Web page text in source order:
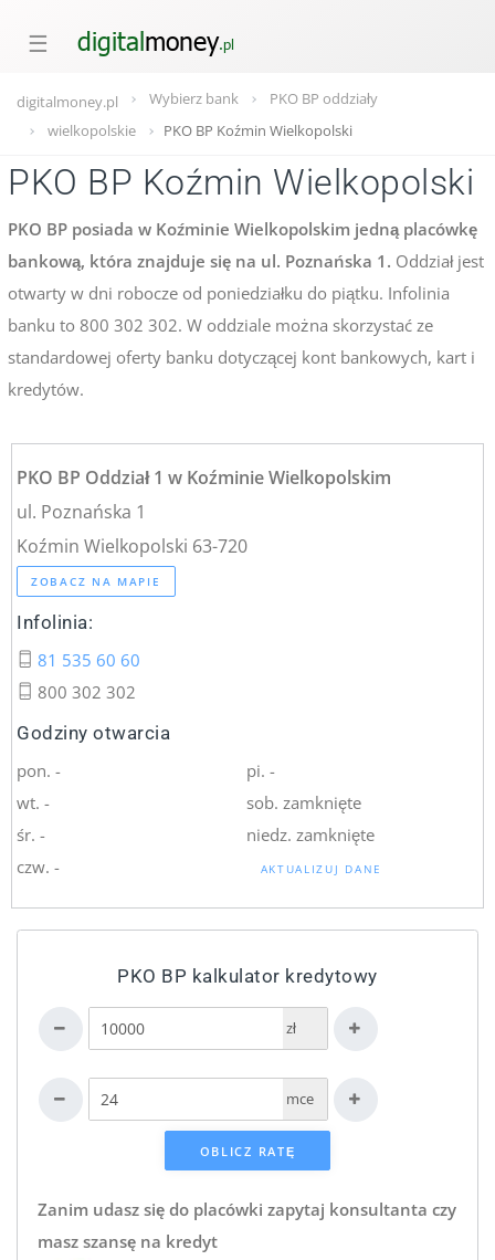
☰
digitalmoney.pl Wybierz bank
PKO BP oddziały
wielkopolskie
PKO BP Koźmin Wielkopolski
PKO BP Koźmin Wielkopolski
PKO BP posiada w Koźminie Wielkopolskim jedną placówkę
bankową, która znajduje się na ul. Poznańska 1. Oddział jest
otwarty w dni robocze od poniedziałku do piątku. Infolinia
banku to 800 302 302. W oddziale można skorzystać ze
standardowej oferty banku dotyczącej kont bankowych, kart i
kredytów.
PKO BP Oddział 1 w Koźminie Wielkopolskim
ul. Poznańska 1
Koźmin Wielkopolski 63-720
ZOBACZ NA MAPIE
Infolinia:
81 535 60 60
800 302 302
Godziny otwarcia
pon. -
wt. -
śr. -
czw. -
pi. -
sob. zamknięte
niedz. zamknięte
AKTUALIZUJ DANE
PKO BP kalkulator kredytowy
zł
mce
Zanim udasz się do placówki zapytaj konsultanta czy
masz szansę na kredyt